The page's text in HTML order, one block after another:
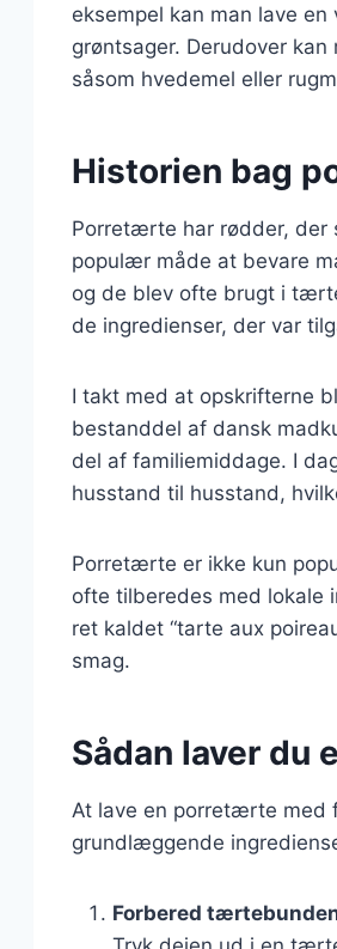
eksempel kan man lave
grøntsager. Derudover
såsom hvedemel eller
Historien bag
Porretærte har rødder,
populær måde at bevare
og de blev ofte brugt i
de ingredienser, der var
I takt med at opskrifterne
bestanddel af dansk
del af familiemiddage. I
husstand til husstand,
Porretærte er ikke kun
ofte tilberedes med lokale
ret kaldet “tarte aux
smag.
Sådan laver
At lave en porretærte med
grundlæggende
Forbered